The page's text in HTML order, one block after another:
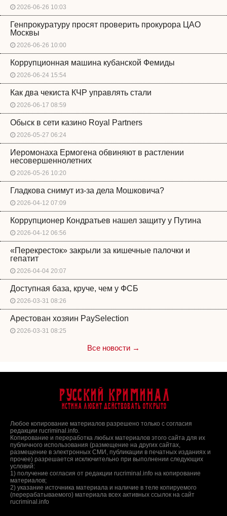
2026-06-26 10:03
Генпрокуратуру просят проверить прокурора ЦАО
Москвы
2026-06-26 10:00
Коррупционная машина кубанской Фемиды
2026-06-24 15:54
Как два чекиста КЧР управлять стали
2026-06-17 08:59
Обыск в сети казино Royal Partners
2026-05-27 06:24
Иеромонаха Ермогена обвиняют в растлении
несовершеннолетних
2026-05-26 10:20
Гладкова снимут из-за дела Мошковича?
2026-04-12 07:09
Коррупционер Кондратьев нашел защиту у Путина
2026-04-12 06:56
«Перекресток» закрыли за кишечные палочки и
гепатит
2026-04-04 20:07
Доступная база, круче, чем у ФСБ
2026-03-31 08:26
Арестован хозяин PaySelection
2026-03-31 08:25
Все новости →
Русский Криминал
Истина любит действовать открыто
Любое копирование материалов разрешено только с согласия
редакции rucriminal.info.
Копирование и переработка любых материалов этого сайта для их
публичного использования (размещение на других сайтах,
размещение в электронных СМИ, публикации в печатных изданиях и
прочее) разрешается исключительно при выполнении следующих
условий:
1) получение согласия от редакции rucriminal.info на копирование
материалов;
2) указание источника материала и наличие в теле копируемого
(перерабатываемого) материала всех активных ссылок на сайт
rucriminal.info